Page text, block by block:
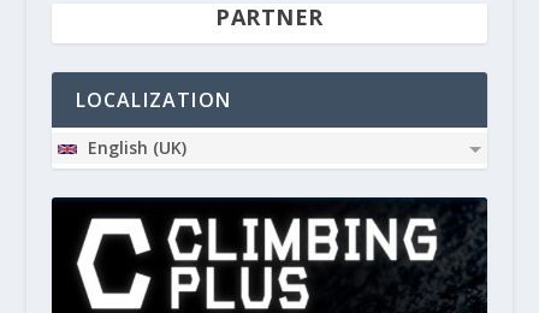
PARTNER
LOCALIZATION
English (UK)